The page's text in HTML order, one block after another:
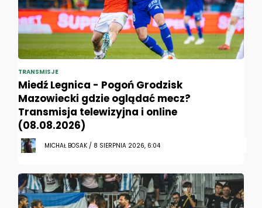
TRANSMISJE
Miedź Legnica - Pogoń Grodzisk
Mazowiecki gdzie oglądać mecz?
Transmisja telewizyjna i online
(08.08.2026)
MICHAŁ BOSAK / 8 SIERPNIA 2026, 6:04